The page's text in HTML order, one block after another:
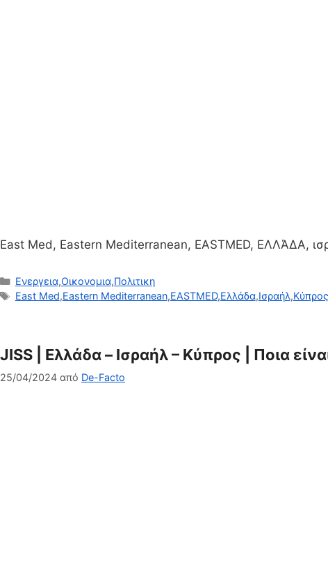
East Med, Eastern Mediterranean, EASTMED, ΕΛΛΆΔΑ,
Κατηγορίες
Ενεργεια,Οικονομια,Πολιτικη
Ετικέτες
East Med,Eastern Mediterranean,EASTMED,Ελλάδα,Ισραήλ,Κύπρος
JISS | Ελλάδα – Ισραήλ – Κύπρος | Ποια
25/04/2024 από De-Facto